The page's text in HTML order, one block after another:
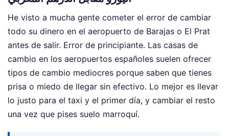
He visto a mucha gente cometer el error de cambiar
todo su dinero en el aeropuerto de Barajas o El Prat
antes de salir. Error de principiante. Las casas de
cambio en los aeropuertos españoles suelen ofrecer
tipos de cambio mediocres porque saben que tienes
prisa o miedo de llegar sin efectivo. Lo mejor es llevar
lo justo para el taxi y el primer día, y cambiar el resto
una vez que pises suelo marroquí.